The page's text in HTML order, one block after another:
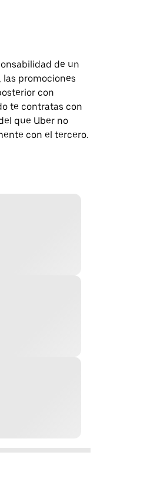
de un
las promociones
con
te contratas con
que Uber no
con el tercero.